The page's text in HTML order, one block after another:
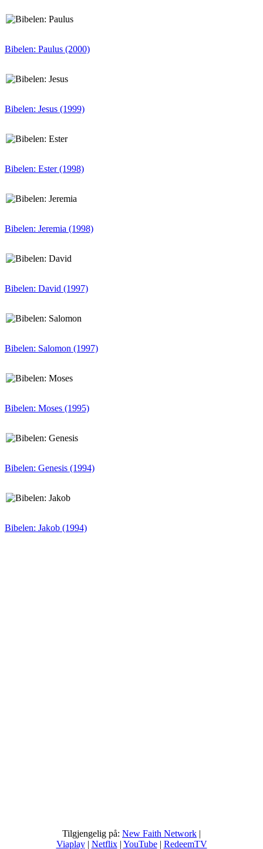
Bibelen: Paulus (2000)
Bibelen: Jesus (1999)
Bibelen: Ester (1998)
Bibelen: Jeremia (1998)
Bibelen: David (1997)
Bibelen: Salomon (1997)
Bibelen: Moses (1995)
Bibelen: Genesis (1994)
Bibelen: Jakob (1994)
Tilgjengelig på: New Faith Network |
Viaplay| Netflix| YouTube| RedeemTV